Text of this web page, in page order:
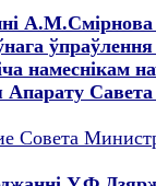
А.М.Смiрнова
намеснiкам
Апарату
Совета